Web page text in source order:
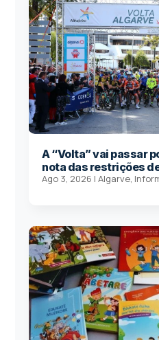
A “Volta” vai passar
nota das restrições
Ago 3, 2026 |Algarve